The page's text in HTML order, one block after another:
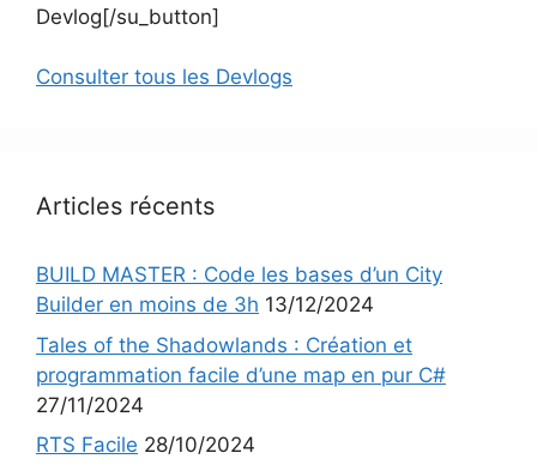
Devlog[/su_button]
Consulter tous les Devlogs
Articles récents
BUILD MASTER : Code les bases d’un City
Builder en moins de 3h 13/12/2024
Tales of the Shadowlands : Création et
programmation facile d’une map en pur C#
27/11/2024
RTS Facile 28/10/2024